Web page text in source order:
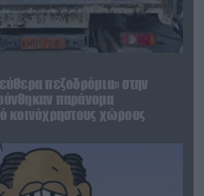
πεζοδρόμια» στην
παράνομα
κοινόχρηστους χώρους